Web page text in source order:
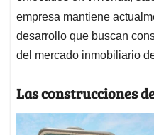
empresa mantiene
desarrollo que buscan
del mercado inmobiliario
Las construcciones